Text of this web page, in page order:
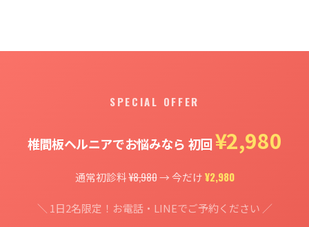
SPECIAL OFFER
椎間板ヘルニアでお悩みなら 初回¥2,980
通常初診料¥8,980→ 今だけ¥2,980
＼ 1日2名限定！お電話・LINEでご予約ください ／